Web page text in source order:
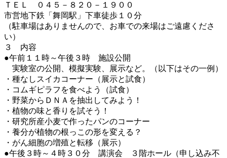
ＴＥＬ ０４５－８２０－１９００
市営地下鉄「舞岡駅」下車徒歩１０分
（駐車場はありませんので、お車での来場はご遠慮くださ
い）
３ 内容
●午前１１時～午後３時 施設公開
実験室の公開、模擬実験、展示など。（以下はその一例）
・種なしスイカコーナー（展示と試食）
・コムギピラフを食べよう（試食）
・野菜からＤＮＡを抽出してみよう！
・植物の味と香りを試そう！
・研究所産小麦で作ったパンのコーナー
・養分が植物の根っこの形を変える？
・がん細胞の増殖と転移（展示）
●午後３時～４時３０分 講演会 ３階ホール（申し込み不